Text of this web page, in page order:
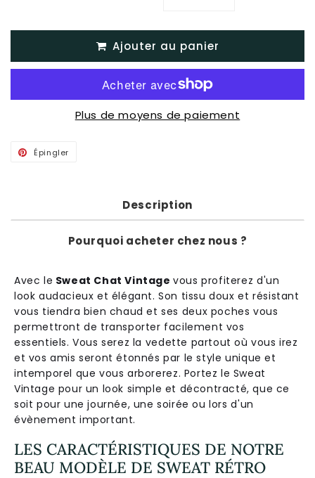
Ajouter au panier
Plus de moyens de paiement
Épingler
Description
Pourquoi acheter chez nous ?
Avec le Sweat Chat Vintage vous profiterez d'un
look audacieux et élégant. Son tissu doux et résistant
vous tiendra bien chaud et ses deux poches vous
permettront de transporter facilement vos
essentiels. Vous serez la vedette partout où vous irez
et vos amis seront étonnés par le style unique et
intemporel que vous arborerez. Portez le Sweat
Vintage pour un look simple et décontracté, que ce
soit pour une journée, une soirée ou lors d'un
évènement important.
LES CARACTÉRISTIQUES DE NOTRE
BEAU MODÈLE DE SWEAT RÉTRO